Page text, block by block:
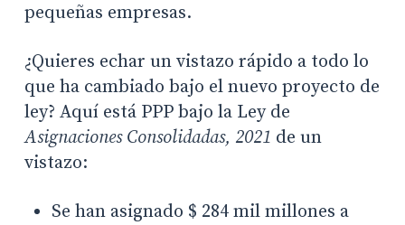
pequeñas empresas.
¿Quieres echar un vistazo rápido a todo lo
que ha cambiado bajo el nuevo proyecto de
ley? Aquí está PPP bajo la Ley de
Asignaciones Consolidadas, 2021 de un
vistazo:
Se han asignado $ 284 mil millones a